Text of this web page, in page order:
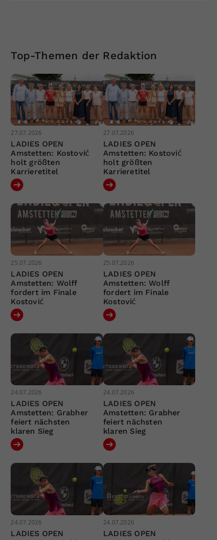
Top-Themen der Redaktion
27.07.2026
LADIES OPEN
Amstetten: Kostović
holt größten
Karrieretitel
27.07.2026
LADIES OPEN
Amstetten: Kostović
holt größten
Karrieretitel
25.07.2026
LADIES OPEN
Amstetten: Wolff
fordert im Finale
Kostović
25.07.2026
LADIES OPEN
Amstetten: Wolff
fordert im Finale
Kostović
24.07.2026
LADIES OPEN
Amstetten: Grabher
feiert nächsten
klaren Sieg
24.07.2026
LADIES OPEN
Amstetten: Grabher
feiert nächsten
klaren Sieg
24.07.2026
LADIES OPEN
24.07.2026
LADIES OPEN